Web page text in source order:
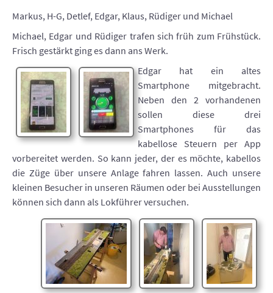
Markus, H-G, Detlef, Edgar, Klaus, Rüdiger und Michael
Michael, Edgar und Rüdiger trafen sich früh zum Frühstück.
Frisch gestärkt ging es dann ans Werk.
Edgar hat ein altes
Smartphone mitgebracht.
Neben den 2 vorhandenen
sollen diese drei
Smartphones für das
kabellose Steuern per App
vorbereitet werden. So kann jeder, der es möchte, kabellos
die Züge über unsere Anlage fahren lassen. Auch unsere
kleinen Besucher in unseren Räumen oder bei Ausstellungen
können sich dann als Lokführer versuchen.